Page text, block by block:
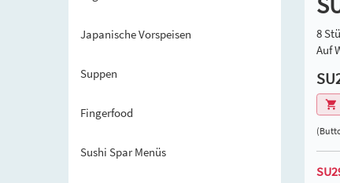
Japanische Vorspeisen
Suppen
Fingerfood
Sushi Spar Menüs
8
Auf